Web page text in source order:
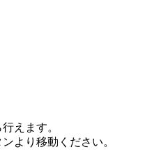
えます。
より移動ください。